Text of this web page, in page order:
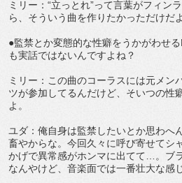
ミリー：“立っとれ”って言葉がフィン
ら、そういう曲を作りたかっただけだ
●監禁とか変態的な性癖をうかがわせ
も実話ではないんですよね？
ミリー：この曲のコーラスには元メン
ツが参加してるんだけど、そいつの性
よ。
ユダ：俺自身は監禁したいとか思わへ
畜やからな。今回久々に呼び寄せてシ
かげで異常感がホンマに出てて…。ブ
なんやけど、音楽面では一番壮大な感